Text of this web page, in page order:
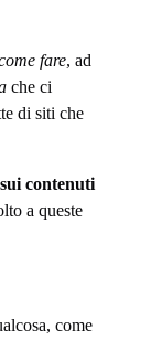
fare, ad
che ci
di siti che
contenuti
a queste
come